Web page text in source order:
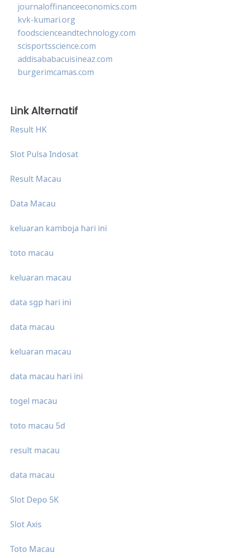
journaloffinanceeconomics.com
kvk-kumari.org
foodscienceandtechnology.com
scisportsscience.com
addisababacuisineaz.com
burgerimcamas.com
Link Alternatif
Result HK
Slot Pulsa Indosat
Result Macau
Data Macau
keluaran kamboja hari ini
toto macau
keluaran macau
data sgp hari ini
data macau
keluaran macau
data macau hari ini
togel macau
toto macau 5d
result macau
data macau
Slot Depo 5K
Slot Axis
Toto Macau